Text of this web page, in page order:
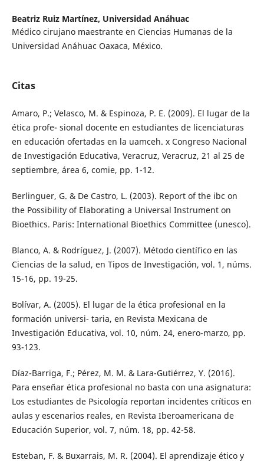
Beatriz Ruiz Martínez, Universidad Anáhuac
Médico cirujano maestrante en Ciencias Humanas de la
Universidad Anáhuac Oaxaca, México.
Citas
Amaro, P.; Velasco, M. & Espinoza, P. E. (2009). El lugar de la
ética profe- sional docente en estudiantes de licenciaturas
en educación ofertadas en la uamceh. x Congreso Nacional
de Investigación Educativa, Veracruz, Veracruz, 21 al 25 de
septiembre, área 6, comie, pp. 1-12.
Berlinguer, G. & De Castro, L. (2003). Report of the ibc on
the Possibility of Elaborating a Universal Instrument on
Bioethics. Paris: International Bioethics Committee (unesco).
Blanco, A. & Rodríguez, J. (2007). Método científico en las
Ciencias de la salud, en Tipos de Investigación, vol. 1, núms.
15-16, pp. 19-25.
Bolívar, A. (2005). El lugar de la ética profesional en la
formación universi- taria, en Revista Mexicana de
Investigación Educativa, vol. 10, núm. 24, enero-marzo, pp.
93-123.
Díaz-Barriga, F.; Pérez, M. M. & Lara-Gutiérrez, Y. (2016).
Para enseñar ética profesional no basta con una asignatura:
Los estudiantes de Psicología reportan incidentes críticos en
aulas y escenarios reales, en Revista Iberoamericana de
Educación Superior, vol. 7, núm. 18, pp. 42-58.
Esteban, F. & Buxarrais, M. R. (2004). El aprendizaje ético y